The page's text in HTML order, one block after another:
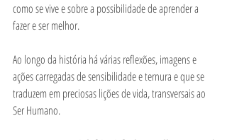
como se vive e sobre a possibilidade de aprender a
fazer e ser melhor.
Ao longo da história há várias reflexões, imagens e
ações carregadas de sensibilidade e ternura e que se
traduzem em preciosas lições de vida, transversais ao
Ser Humano.